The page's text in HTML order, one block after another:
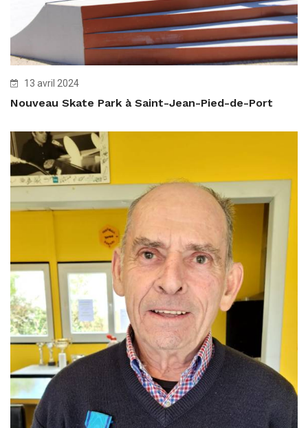
13 avril 2024
Nouveau Skate Park à Saint-Jean-Pied-de-Port